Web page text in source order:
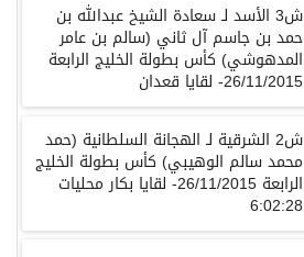
ش3 الأسد لـ سعادة الشيخ عبدالله بن
حمد بن جاسم آل ثاني (سالم بن عامر
المدهوشي) كأس بطولة الخليج الرابعة
26/11/2015- لقايا قعدان
ش2 الشرقية لـ الهجانة السلطانية (حمد
محمد سالم الوهيبي) كأس بطولة الخليج
الرابعة 26/11/2015- لقايا بكار محليات
6:02:28